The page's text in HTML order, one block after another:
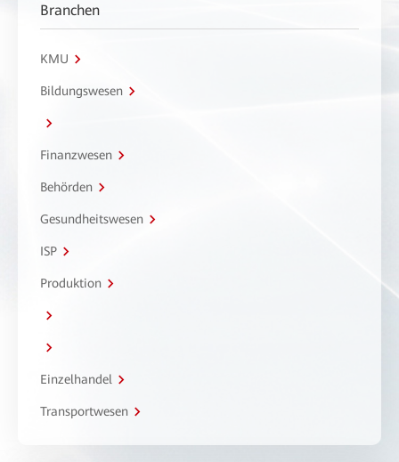
Branchen
KMU
Bildungswesen
Finanzwesen
Behörden
Gesundheitswesen
ISP
Produktion
Einzelhandel
Transportwesen